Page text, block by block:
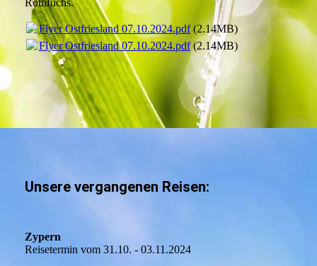
Rothfuchs.
Flyer Ostfriesland 07.10.2024.pdf(2.14MB)
Flyer Ostfriesland 07.10.2024.pdf(2.14MB)
Unsere vergangenen Reisen:
Zypern
Reisetermin vom 31.10. - 03.11.2024